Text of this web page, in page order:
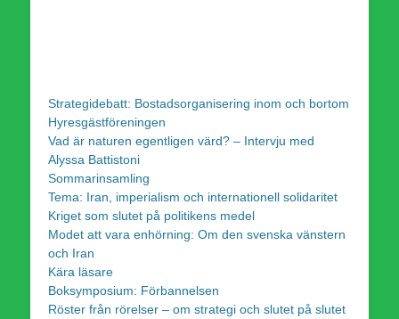
Strategidebatt: Bostadsorganisering inom och bortom
Hyresgästföreningen
Vad är naturen egentligen värd? – Intervju med
Alyssa Battistoni
Sommarinsamling
Tema: Iran, imperialism och internationell solidaritet
Kriget som slutet på politikens medel
Modet att vara enhörning: Om den svenska vänstern
och Iran
Kära läsare
Boksymposium: Förbannelsen
Röster från rörelser – om strategi och slutet på slutet